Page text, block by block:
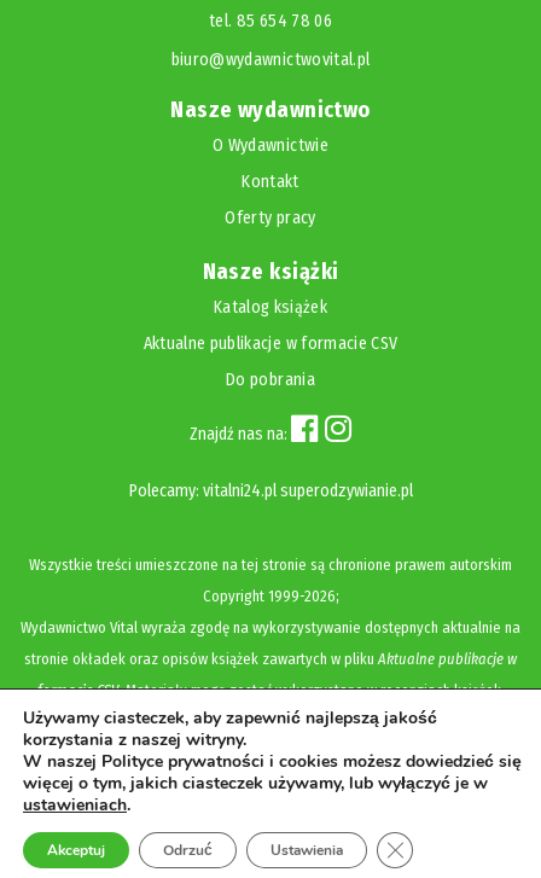
tel. 85 654 78 06
biuro@wydawnictwovital.pl
Nasze wydawnictwo
O Wydawnictwie
Kontakt
Oferty pracy
Nasze książki
Katalog książek
Aktualne publikacje w formacie CSV
Do pobrania
Znajdź nas na:
Polecamy: vitalni24.pl superodzywianie.pl
Wszystkie treści umieszczone na tej stronie są chronione prawem autorskim
Copyright1999-2026;
Wydawnictwo Vital wyraża zgodę na wykorzystywanie dostępnych aktualnie na
stronie okładek oraz opisów książek zawartych w pliku Aktualne publikacje w
formacie CSV. Materiały mogą zostać wykorzystane w recenzjach książek,
katalogach internetowych, bibliotecznych (OPAC) oraz materiałach promujących
legalną dystrybucję książek. Usunięcie materiału z ww. strony internetowej,
równoznaczne jest z cofnięciem udzielonej zgody.
Używamy ciasteczek, aby zapewnić najlepszą jakość
korzystania z naszej witryny.
W naszej Polityce prywatności i cookies możesz dowiedzieć się
więcej o tym, jakich ciasteczek używamy, lub wyłączyć je w
ustawieniach.
Akceptuj Odrzuć Ustawienia Zamknij panel